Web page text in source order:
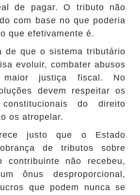
de pagar. O tributo não
com base no que poderia
que efetivamente é.
de que o sistema tributário
evoluir, combater abusos
justiça fiscal. No
devem respeitar os
constitucionais do direito
os atropelar.
justo que o Estado
de tributos sobre
contribuinte não recebeu,
ônus desproporcional,
que podem nunca se